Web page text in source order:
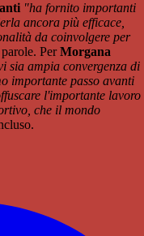
"ha fornito importanti
ancora più efficace,
da coinvolgere per
PerMorgana
sia ampia convergenza di
importante passo avanti
l'importante lavoro
che il mondo